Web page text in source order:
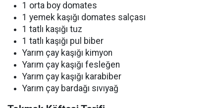
1 orta boy domates
1 yemek kaşığı domates salçası
1 tatlı kaşığı tuz
1 tatlı kaşığı pul biber
Yarım çay kaşığı kimyon
Yarım çay kaşığı fesleğen
Yarım çay kaşığı karabiber
Yarım çay bardağı sıvıyağ